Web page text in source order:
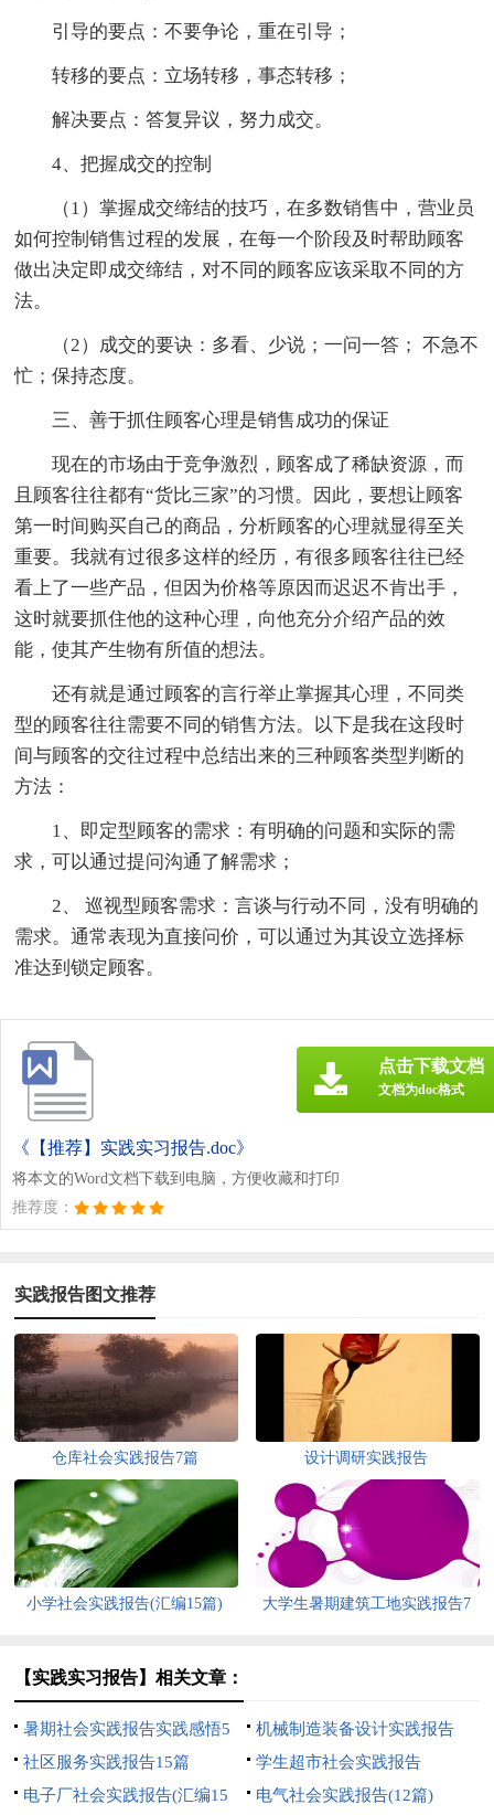
引导的要点：不要争论，重在引导；
转移的要点：立场转移，事态转移；
解决要点：答复异议，努力成交。
4、把握成交的控制
（1）掌握成交缔结的技巧，在多数销售中，营业员
如何控制销售过程的发展，在每一个阶段及时帮助顾客
做出决定即成交缔结，对不同的顾客应该采取不同的方
法。
（2）成交的要诀：多看、少说；一问一答； 不急不
忙；保持态度。
三、善于抓住顾客心理是销售成功的保证
现在的市场由于竞争激烈，顾客成了稀缺资源，而
且顾客往往都有“货比三家”的习惯。因此，要想让顾客
第一时间购买自己的商品，分析顾客的心理就显得至关
重要。我就有过很多这样的经历，有很多顾客往往已经
看上了一些产品，但因为价格等原因而迟迟不肯出手，
这时就要抓住他的这种心理，向他充分介绍产品的效
能，使其产生物有所值的想法。
还有就是通过顾客的言行举止掌握其心理，不同类
型的顾客往往需要不同的销售方法。以下是我在这段时
间与顾客的交往过程中总结出来的三种顾客类型判断的
方法：
1、即定型顾客的需求：有明确的问题和实际的需
求，可以通过提问沟通了解需求；
2、 巡视型顾客需求：言谈与行动不同，没有明确的
需求。通常表现为直接问价，可以通过为其设立选择标
准达到锁定顾客。
《【推荐】实践实习报告.doc》
将本文的Word文档下载到电脑，方便收藏和打印
推荐度：
点击下载文档
文档为doc格式
实践报告图文推荐
仓库社会实践报告7篇 设计调研实践报告
小学社会实践报告(汇编15篇)
大学生暑期建筑工地实践报告7
【实践实习报告】相关文章：
暑期社会实践报告实践感悟5
篇
机械制造装备设计实践报告
社区服务实践报告15篇
学生超市社会实践报告
电子厂社会实践报告(汇编15
电气社会实践报告(12篇)